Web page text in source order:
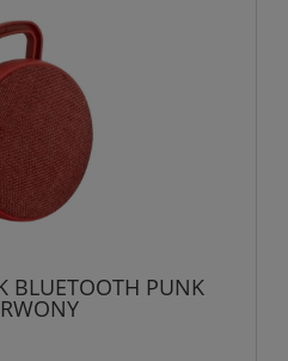
BLUETOOTH PUNK